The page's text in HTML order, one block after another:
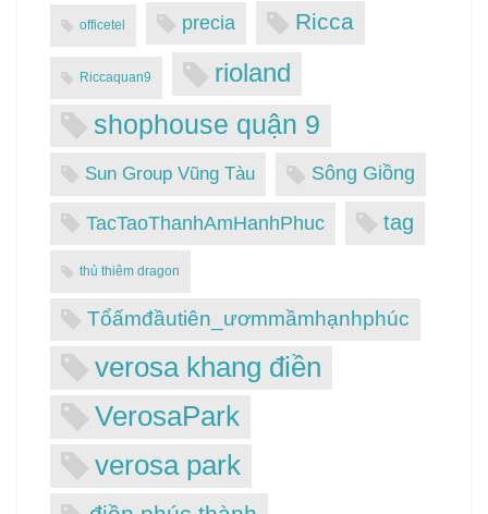
officetel precia Ricca
Riccaquan9
rioland
shophouse quận 9
Sun Group Vũng Tàu Sông Giồng
TacTaoThanhAmHanhPhuc tag
thủ thiêm dragon
Tổấmđầutiên_ươmmầmhạnhphúc
verosa khang điền
VerosaPark
verosa park